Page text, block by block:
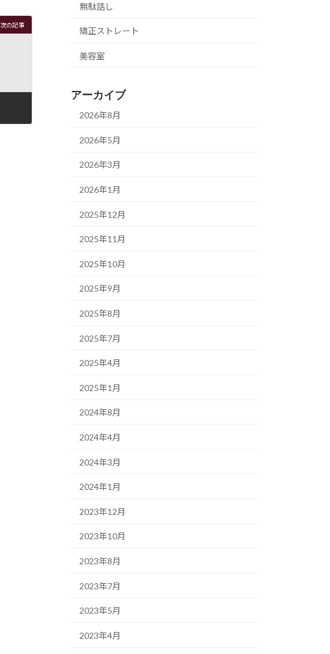
次の記事
無駄話し
矯正ストレート
美容室
アーカイブ
2026年8月
2026年5月
2026年3月
2026年1月
2025年12月
2025年11月
2025年10月
2025年9月
2025年8月
2025年7月
2025年4月
2025年1月
2024年8月
2024年4月
2024年3月
2024年1月
2023年12月
2023年10月
2023年8月
2023年7月
2023年5月
2023年4月